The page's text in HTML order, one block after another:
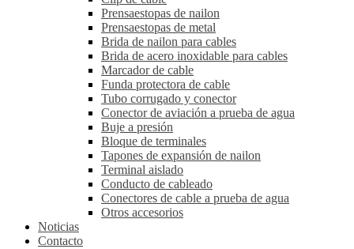
Prensaestopas de nailon
Prensaestopas de metal
Brida de nailon para cables
Brida de acero inoxidable para cables
Marcador de cable
Funda protectora de cable
Tubo corrugado y conector
Conector de aviación a prueba de agua
Buje a presión
Bloque de terminales
Tapones de expansión de nailon
Terminal aislado
Conducto de cableado
Conectores de cable a prueba de agua
Otros accesorios
Noticias
Contacto